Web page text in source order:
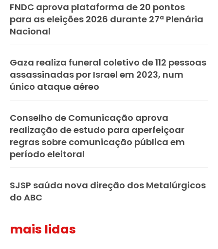
FNDC aprova plataforma de 20 pontos
para as eleições 2026 durante 27ª Plenária
Nacional
Gaza realiza funeral coletivo de 112 pessoas
assassinadas por Israel em 2023, num
único ataque aéreo
Conselho de Comunicação aprova
realização de estudo para aperfeiçoar
regras sobre comunicação pública em
período eleitoral
SJSP saúda nova direção dos Metalúrgicos
do ABC
mais lidas